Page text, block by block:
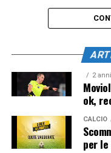
2
ok,
CALCIO
per le